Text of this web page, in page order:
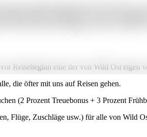
Mindestteilnehmerzahl erreicht ist.
eintreten, informieren wir Sie
Reise dennoch abgesagt werden, erstatten
Reisebeginn eine der von Wild Ost eigen
die öfter mit uns auf Reisen gehen.
(2 Prozent Treuebonus + 3 Prozent
Flüge, Zuschläge usw.) für alle von Wild